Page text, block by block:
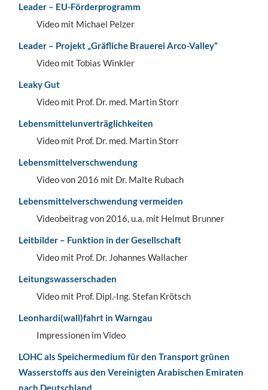
Leader – EU-Förderprogramm
Video mit Michael Pelzer
Leader – Projekt „Gräfliche Brauerei Arco-Valley“
Video mit Tobias Winkler
Leaky Gut
Video mit Prof. Dr. med. Martin Storr
Lebensmittelunverträglichkeiten
Video mit Prof. Dr. med. Martin Storr
Lebensmittelverschwendung
Video von 2016 mit Dr. Malte Rubach
Lebensmittelverschwendung vermeiden
Videobeitrag von 2016, u.a. mit Helmut Brunner
Leitbilder – Funktion in der Gesellschaft
Video mit Prof. Dr. Johannes Wallacher
Leitungswasserschaden
Video mit Prof. Dipl.-Ing. Stefan Krötsch
Leonhardi(wall)fahrt in Warngau
Impressionen im Video
LOHC als Speichermedium für den Transport grünen
Wasserstoffs aus den Vereinigten Arabischen Emiraten
nach Deutschland